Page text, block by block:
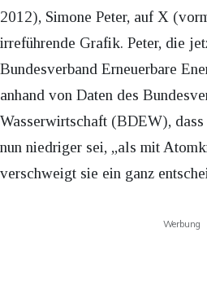
2012), Simone Peter, auf X
irreführende Grafik. Peter, die
Bundesverband Erneuerbare
anhand von Daten des
Wasserwirtschaft (BDEW),
nun niedriger sei, „als mit
verschweigt sie ein ganz
Werbung